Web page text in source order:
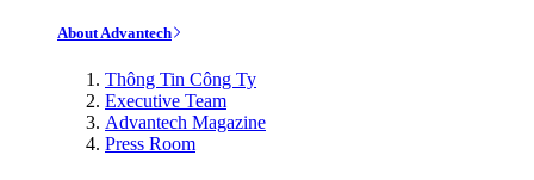
About Advantech
Thông Tin Công Ty
Executive Team
Advantech Magazine
Press Room